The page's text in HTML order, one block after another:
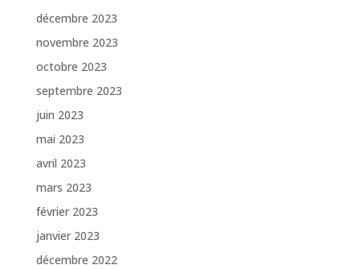
décembre 2023
novembre 2023
octobre 2023
septembre 2023
juin 2023
mai 2023
avril 2023
mars 2023
février 2023
janvier 2023
décembre 2022